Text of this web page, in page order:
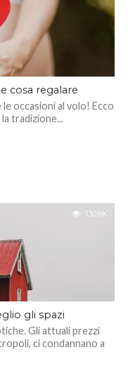
cosa regalare
occasioni al volo! Ecco
tradizione...
130.6K
gli spazi
Gli attuali prezzi
ci condannano a